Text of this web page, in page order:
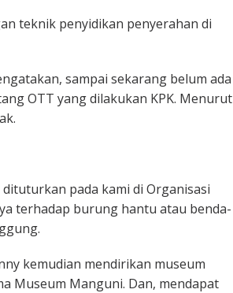
teknik penyidikan penyerahan di
sampai sekarang belum ada
OTT yang dilakukan KPK. Menurut
pada kami di Organisasi
terhadap burung hantu atau benda-
kemudian mendirikan museum
Museum Manguni. Dan, mendapat